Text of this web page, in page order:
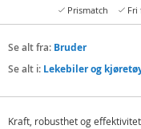
Prismatch Fri
Se alt fra: Bruder
Se alt i: Lekebiler og
Kraft, robusthet og